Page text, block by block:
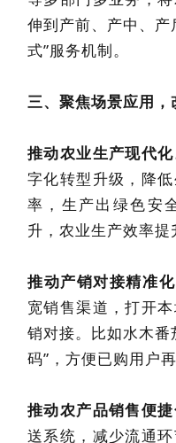
伸到产前、产中、
式”服务机制。
三、聚焦场景应用，
推动农业生产现代化
字化转型升级，降
率，生产出绿色安
升，农业生产效率提
推动产销对接精准化
宽销售渠道，打开
销对接。比如水木番
码”，方便已购用户
推动农产品销售便
送系统，减少流通